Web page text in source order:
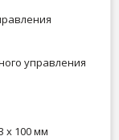
управления
х 100 мм